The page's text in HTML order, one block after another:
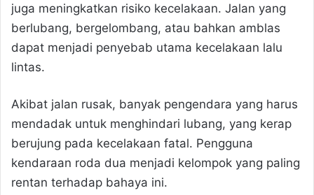
juga meningkatkan risiko kecelakaan. Jalan yang
berlubang, bergelombang, atau bahkan amblas
dapat menjadi penyebab utama kecelakaan lalu
lintas.
Akibat jalan rusak, banyak pengendara yang harus
mendadak untuk menghindari lubang, yang kerap
berujung pada kecelakaan fatal. Pengguna
kendaraan roda dua menjadi kelompok yang paling
rentan terhadap bahaya ini.